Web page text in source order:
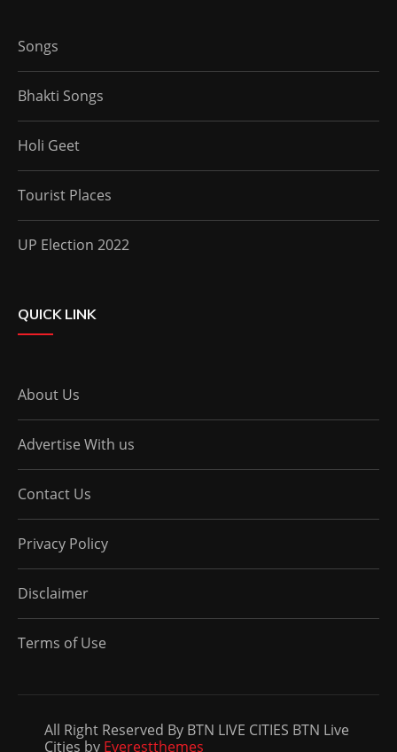
Songs
Bhakti Songs
Holi Geet
Tourist Places
UP Election 2022
QUICK LINK
About Us
Advertise With us
Contact Us
Privacy Policy
Disclaimer
Terms of Use
All Right Reserved By BTN LIVE CITIES BTN Live
Cities by Everestthemes